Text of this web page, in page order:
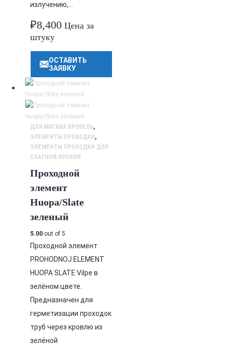
излучению,…
₽8,400 Цена за
штуку
ОСТАВИТЬ
ЗАЯВКУ
ДЛЯ МЯГКИХ КРОВЕЛЬ,
ЭЛЕМЕНТЫ ПРОХОДКИ ,
ЭЛЕМЕНТЫ ПРОХОДКИ ДЛЯ
СКАТНОЙ КРОВЛИ
Проходной
элемент
Huopa/Slate
зеленый
5.00 out of 5
Проходной элемент
PROHODNOJ ELEMENT
HUOPA SLATE Vilpe в
зелёном цвете.
Предназначен для
герметизации проходок
труб через кровлю из
зелёной